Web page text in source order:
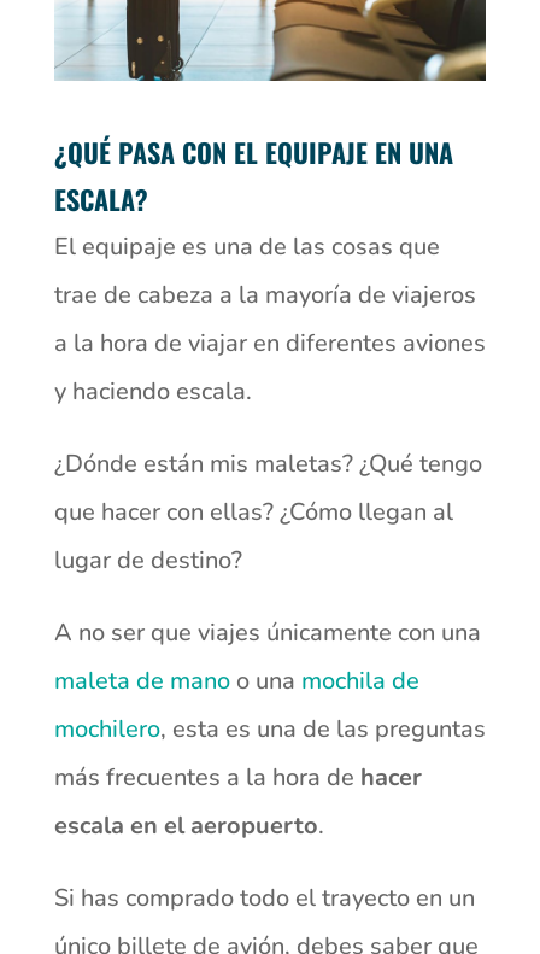
¿QUÉ PASA CON EL EQUIPAJE EN UNA
ESCALA?
El equipaje es una de las cosas que
trae de cabeza a la mayoría de viajeros
a la hora de viajar en diferentes aviones
y haciendo escala.
¿Dónde están mis maletas? ¿Qué tengo
que hacer con ellas? ¿Cómo llegan al
lugar de destino?
A no ser que viajes únicamente con una
maleta de manoo una mochila de
mochilero, esta es una de las preguntas
más frecuentes a la hora de hacer
escala en el aeropuerto.
Si has comprado todo el trayecto en un
único billete de avión, debes saber que